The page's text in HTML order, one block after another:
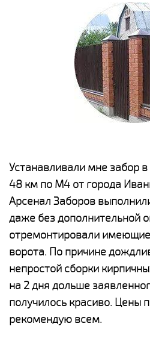
Устанавливали мне забор
48 км по М4 от города
Арсенал Заборов
даже без дополнительной
отремонтировали
ворота. По причине
непростой сборки
на 2 дня дольше
получилось красиво. Цены
рекомендую всем.